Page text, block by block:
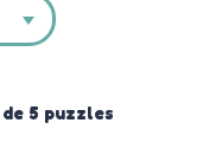
5 puzzles